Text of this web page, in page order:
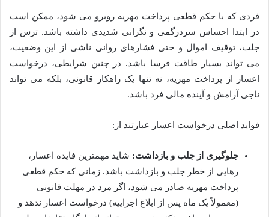
فردی که با حکم قطعی پرداخت مهریه روبرو می شود، ممکن است
در ابتدا احساس سردرگمی و نگرانی شدیدی داشته باشد. ترس از
جلب، توقیف اموال و حتی فشارهای روانی ناشی از این وضعیت،
می تواند بسیار طاقت فرسا باشد. در چنین شرایطی، درخواست
اعسار از پرداخت مهریه، نه تنها یک راهکار قانونی، بلکه می تواند
ناجی آرامش و آینده مالی فرد باشد.
فواید اصلی درخواست اعسار عبارتند از:
جلوگیری از جلب و بازداشت: شاید مهمترین فایده اعسار،
رهایی از خطر جلب و بازداشت باشد. زمانی که حکم قطعی
پرداخت مهریه صادر می شود، اگر مرد در مهلت قانونی
(معمولاً یک ماه پس از ابلاغ اجراییه) درخواست اعسار ندهد و